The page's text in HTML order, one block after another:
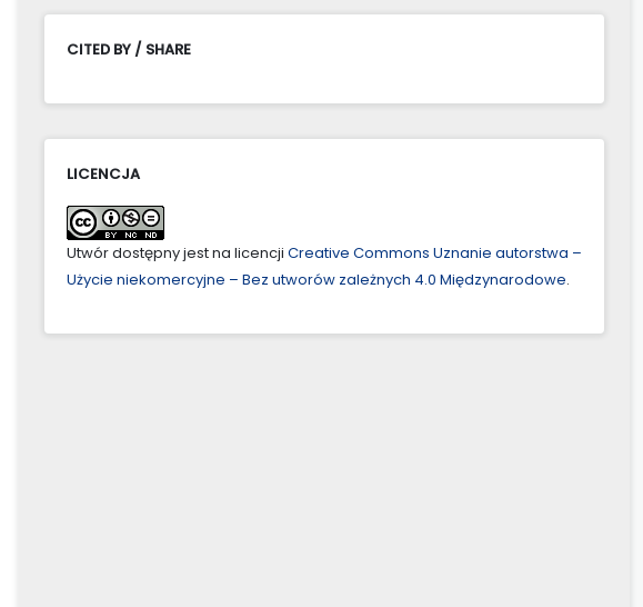
CITED BY / SHARE
LICENCJA
Utwór dostępny jest na licencji Creative Commons Uznanie autorstwa –
Użycie niekomercyjne – Bez utworów zależnych 4.0 Międzynarodowe.